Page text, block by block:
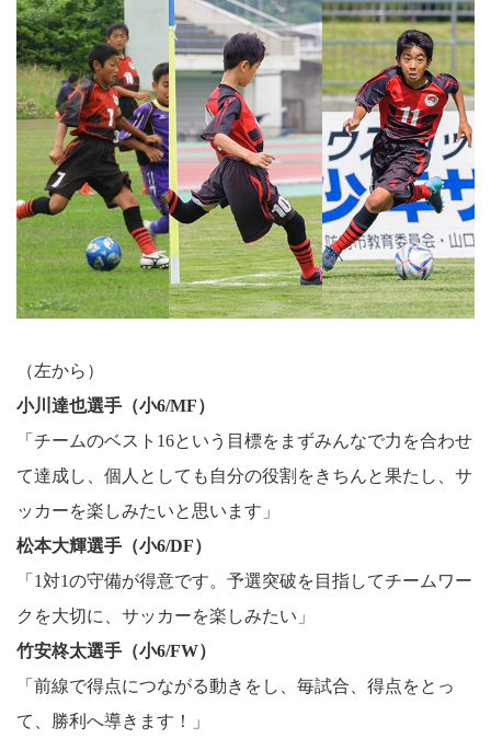
（左から）
小川達也選手（小6/MF）
「チームのベスト16という目標をまずみんなで力を合わせ
て達成し、個人としても自分の役割をきちんと果たし、サ
ッカーを楽しみたいと思います」
松本大輝選手（小6/DF）
「1対1の守備が得意です。予選突破を目指してチームワー
クを大切に、サッカーを楽しみたい」
竹安柊太選手（小6/FW）
「前線で得点につながる動きをし、毎試合、得点をとっ
て、勝利へ導きます！」